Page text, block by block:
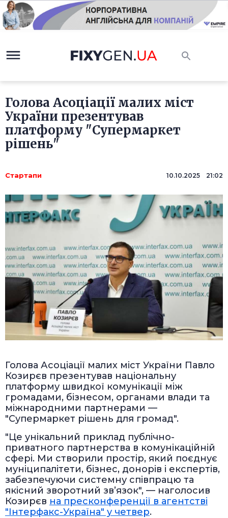
Голова Асоціації малих міст
України презентував
платформу "Супермаркет
рішень"
Стартапи 10.10.2025 21:02
Голова Асоціації малих міст України Павло
Козирєв презентував національну
платформу швидкої комунікації між
громадами, бізнесом, органами влади та
міжнародними партнерами —
"Супермаркет рішень для громад".
"Це унікальний приклад публічно-
приватного партнерства в комунікаційній
сфері. Ми створили простір, який поєднує
муніципалітети, бізнес, донорів і експертів,
забезпечуючи системну співпрацю та
якісний зворотний зв’язок", — наголосив
Козирєв на пресконференції в агентстві
"Інтерфакс-Україна" у четвер.